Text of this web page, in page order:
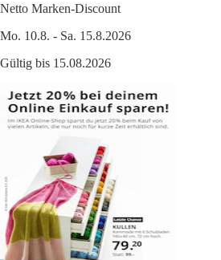
Netto Marken-Discount
Mo. 10.8. - Sa. 15.8.2026
Gültig bis 15.08.2026